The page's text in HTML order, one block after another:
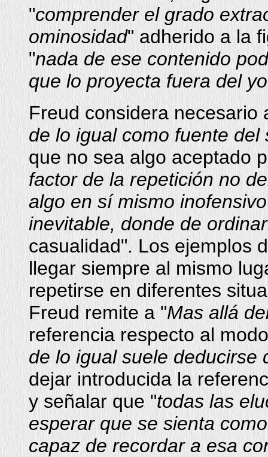
"comprender el grado
ominosidad" adherido a la
"nada de ese contenido
que lo proyecta fuera del
Freud considera necesario
de lo igual como fuente
que no sea algo aceptado
factor de la repetición no
algo en sí mismo
inevitable, donde de
casualidad". Los ejemplos
llegar siempre al mismo
repetirse en diferentes
Freud remite a "Mas allá
referencia respecto al
de lo igual suele deducirse
dejar introducida la
y señalar que "todas las
esperar que se sienta
capaz de recordar a esa